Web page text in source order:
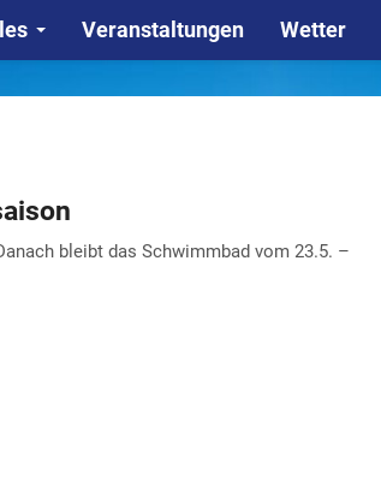
Veranstaltungen Wetter
bleibt das Schwimmbad vom 23.5. –